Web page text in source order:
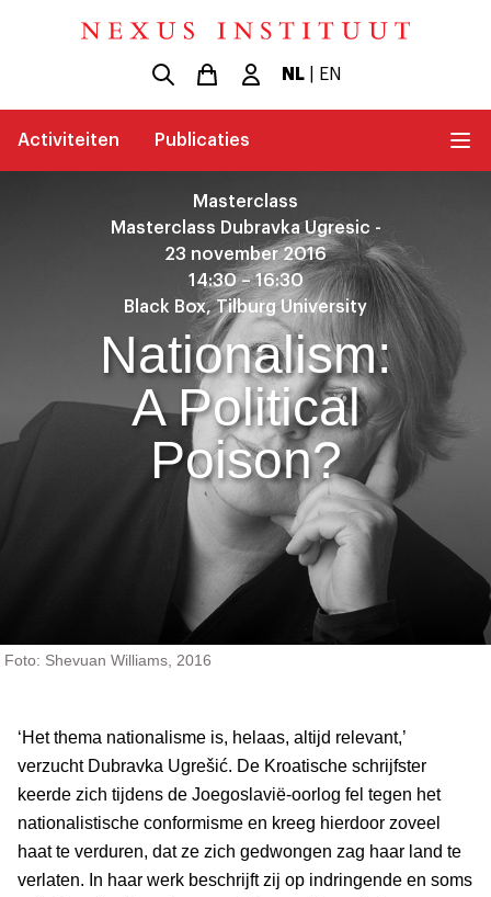
NL| EN
Activiteiten Publicaties
Masterclass
Masterclass Dubravka Ugresic -
23 november 2016
14:30 – 16:30
Black Box, Tilburg University
Nationalism:
A Political
Poison?
Foto: Shevuan Williams, 2016
‘Het thema nationalisme is, helaas, altijd relevant,’
verzucht Dubravka Ugrešić. De Kroatische schrijfster
keerde zich tijdens de Joegoslavië-oorlog fel tegen het
nationalistische conformisme en kreeg hierdoor zoveel
haat te verduren, dat ze zich gedwongen zag haar land te
verlaten. In haar werk beschrijft zij op indringende en soms